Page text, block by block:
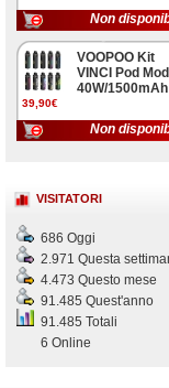
Non
39,90€
VOOPOO Kit
VINCI Pod Mod
40W/1500mAh
Non
VISITATORI
686 Oggi
2.971 Questa
4.473 Questo mese
91.485 Quest'anno
91.485 Totali
6 Online